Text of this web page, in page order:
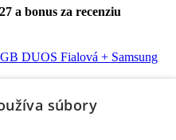
a bonus za recenziu
súbory